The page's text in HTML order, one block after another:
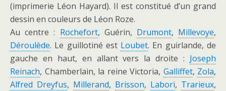
(imprimerie Léon Hayard). Il est constitué d’un grand
dessin en couleurs de Léon Roze.
Au centre : Rochefort, Guérin, Drumont, Millevoye,
Déroulède. Le guillotiné est Loubet. En guirlande, de
gauche en haut, en allant vers la droite : Joseph
Reinach, Chamberlain, la reine Victoria, Galliffet, Zola,
Alfred Dreyfus, Millerand, Brisson, Labori, Trarieux,